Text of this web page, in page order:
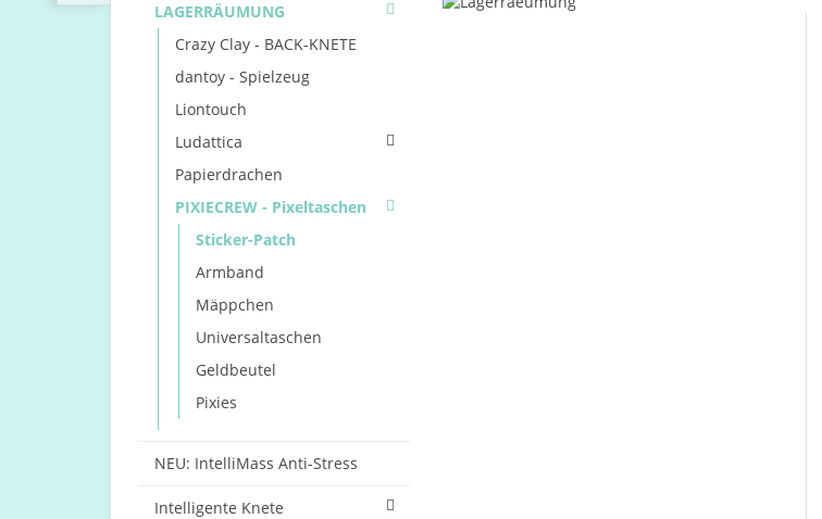
LAGERRÄUMUNG
Crazy Clay - BACK-KNETE
dantoy - Spielzeug
Liontouch
Ludattica
Papierdrachen
PIXIECREW - Pixeltaschen
Sticker-Patch
Armband
Mäppchen
Universaltaschen
Geldbeutel
Pixies
NEU: IntelliMass Anti-Stress
Intelligente Knete